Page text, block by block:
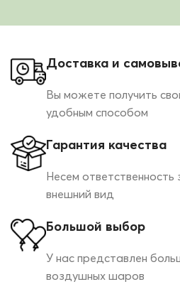
Доставка и
Вы можете получить
удобным способом
Гарантия качества
Несем
внешний вид
Большой выбор
У нас представлен
воздушных шаров